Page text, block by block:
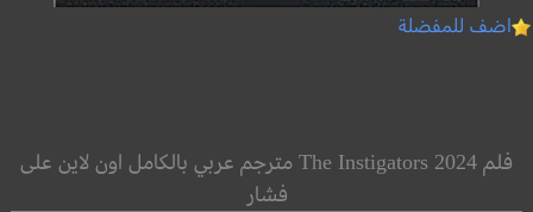
اضف للمفضلة
فلم The Instigators 2024 مترجم عربي بالكامل اون لاين على
فشار